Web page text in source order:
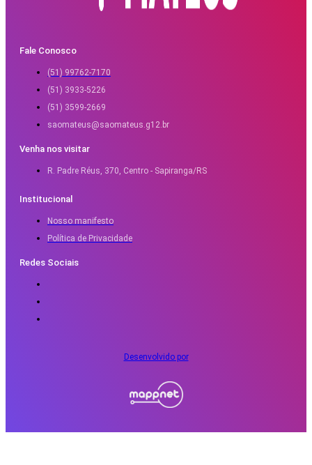
Fale Conosco
(51) 99762-7170
(51) 3933-5226
(51) 3599-2669
saomateus@saomateus.g12.br
Venha nos visitar
R. Padre Réus, 370, Centro - Sapiranga/RS
Institucional
Nosso manifesto
Política de Privacidade
Redes Sociais
Desenvolvido por